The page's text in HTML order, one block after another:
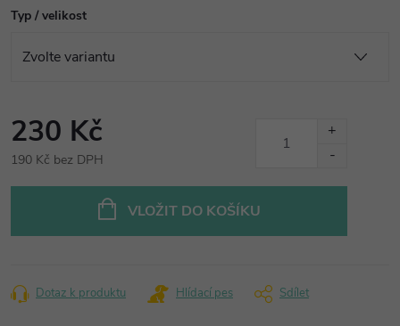
Typ / velikost
230 Kč
190 Kč bez DPH
VLOŽIT DO KOŠÍKU
Dotaz k produktu Hlídací pes Sdílet